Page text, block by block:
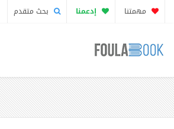
مهمتنا إدعمنا بحث متقدم